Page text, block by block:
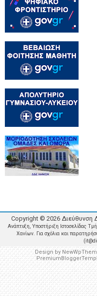
Copyright © 2026 Διεύθυνση
Ανάπτυξη, Υποστήριξη Ιστοσελίδας
Χανίων. Για σχόλια και
Design by